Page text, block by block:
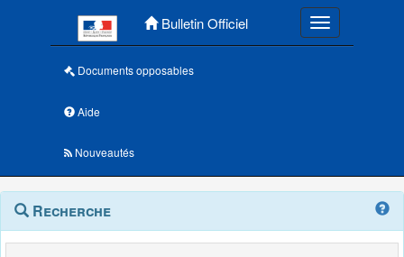
Bulletin Officiel Toggle
Documents opposables
Aide
Nouveautés
Navigation
outils
Menu
contextuel
Recherche